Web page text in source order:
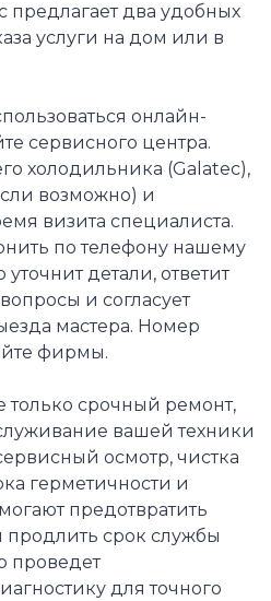
два удобных
услуги на дом или в
онлайн-
сервисного центра.
холодильника (Galatec),
возможно) и
визита специалиста.
по телефону нашему
детали, ответит
и согласует
мастера. Номер
фирмы.
только срочный ремонт,
вашей техники
осмотр, чистка
герметичности и
предотвратить
срок службы
проведет
для точного